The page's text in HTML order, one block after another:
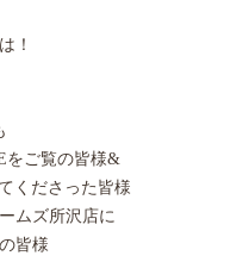
！
をご覧の皆様&
くださった皆様
ムズ所沢店に
皆様